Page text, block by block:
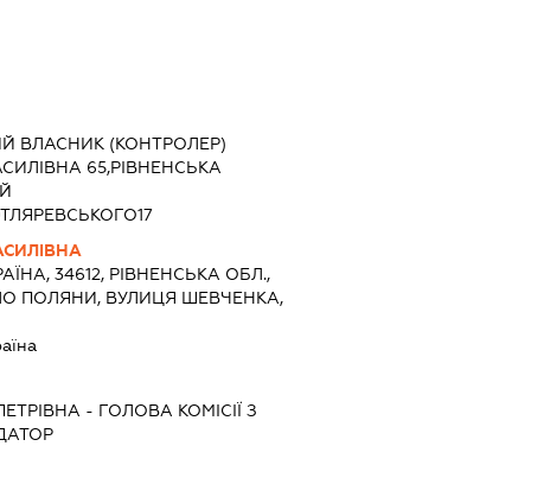
ВЛАСНИК (КОНТРОЛЕР)
65,РІВНЕНСЬКА
34612, РІВНЕНСЬКА ОБЛ.,
ПОЛЯНИ, ВУЛИЦЯ ШЕВЧЕНКА,
- ГОЛОВА КОМІСІЇ З